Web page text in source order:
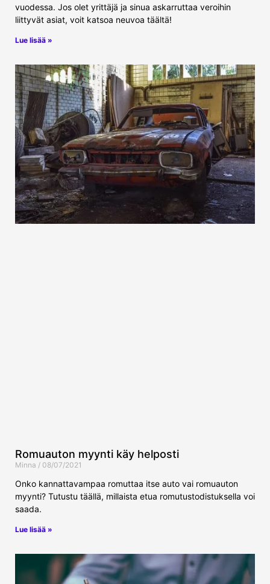
vuodessa. Jos olet yrittäjä ja sinua askarruttaa veroihin
liittyvät asiat, voit katsoa neuvoa täältä!
Lue lisää »
Romuauton myynti käy helposti
Minna 08/07/2021
Onko kannattavampaa romuttaa itse auto vai romuauton
myynti? Tutustu täällä, millaista etua romutustodistuksella voi
saada.
Lue lisää »